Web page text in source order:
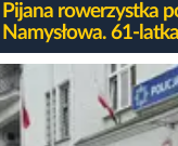
Pijana rowerzystka
Namysłowa. 61-